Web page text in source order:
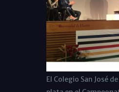
El Colegio San José